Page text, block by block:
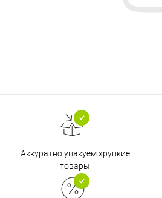
Аккуратно упакуем хрупкие
товары